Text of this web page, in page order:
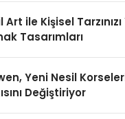
Art ile Kişisel
Tasarımları
Yeni Nesil
Değiştiriyor